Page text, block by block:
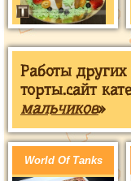
Работы других
торты.сайт
мальчиков»
World Of Tanks